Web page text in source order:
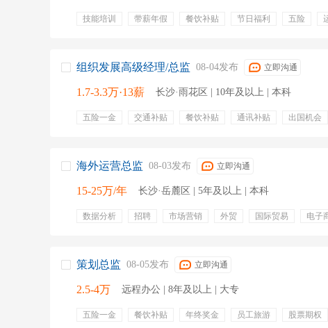
技能培训 带薪年假 餐饮补贴 节日福利 五险
组织发展高级经理/总监 08-04发布 立即沟通
1.7-3.3万·13薪 长沙·雨花区 | 10年及以上 | 本科
五险一金 交通补贴 餐饮补贴 通讯补贴 出国机会
海外运营总监 08-03发布 立即沟通
15-25万/年 长沙·岳麓区 | 5年及以上 | 本科
数据分析 招聘 市场营销 外贸 国际贸易 电子
策划总监 08-05发布 立即沟通
2.5-4万 远程办公 | 8年及以上 | 大专
五险一金 餐饮补贴 年终奖金 员工旅游 股票期权